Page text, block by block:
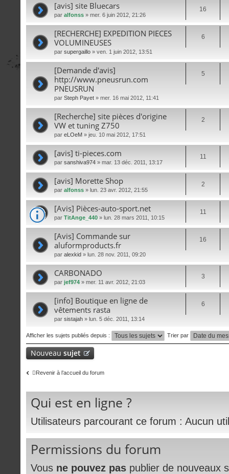
[avis] site Bluecars
par alfonss » mer. 6 juin 2012, 21:26
16
[RECHERCHE] EXPEDITION PIECES
VOLUMINEUSES
par supergaillo » ven. 1 juin 2012, 13:51
6
[Demande d'avis]
http://www.pneusrun.com
PNEUSRUN
par Steph Payet » mer. 16 mai 2012, 11:41
5
[Recherche] site pièces d'origine
VW et tuning Z750
par eLOeM » jeu. 10 mai 2012, 17:51
2
[avis] ti-pieces.com
par sanshiva974 » mar. 13 déc. 2011, 13:17
11
[avis] Morette Shop
par alfonss » lun. 23 avr. 2012, 21:55
2
[Avis] Pièces-auto-sport.net
par TitAnge_440 » lun. 28 mars 2011, 10:15
11
[Avis] Commande sur
aluformproducts.fr
par alexkid » lun. 28 nov. 2011, 09:20
16
CARBONADO
par jef974 » mer. 11 avr. 2012, 21:03
3
[info] Boutique en ligne de
vêtements rasta
par sistajah » lun. 5 déc. 2011, 13:14
6
Afficher les sujets publiés depuis : Trier par
Nouveau sujet
Revenir à l’accueil du forum
Qui est en ligne ?
Utilisateurs parcourant ce forum : Aucun
Permissions du forum
Vous ne pouvez pas publier de nouveaux